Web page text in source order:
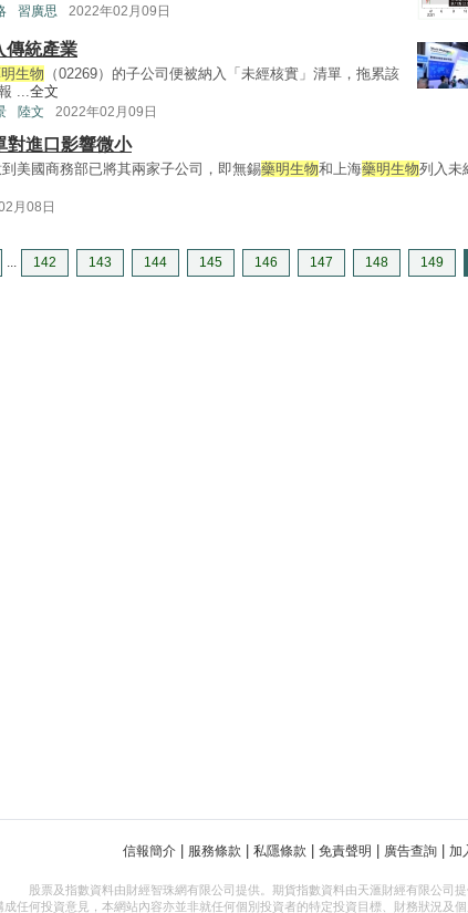
習廣思 2022年02月09日
傳統產業
生物 （02269）的子公司便被納入「未經核實」清單，拖累該
...全文
陸文 2022年02月09日
對進口影響微小
美國商務部已將其兩家子公司，即無錫藥明生物和上海藥明生物列入未
月08日
... 142 143 144 145 146 147 148 149
信報簡介 服務條款 私隱條款 免責聲明 廣告查詢 加
股票及指數資料由財經智珠網有限公司提供。期貨指數資料由天滙財經有限公司
任何投資意見，本網站內容亦並非就任何個別投資者的特定投資目標、財務狀況及